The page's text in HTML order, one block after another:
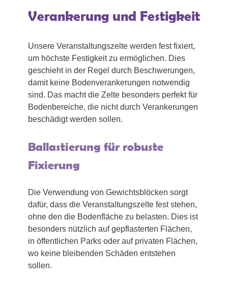
Verankerung und Festigkeit
Unsere Veranstaltungszelte werden fest fixiert,
um höchste Festigkeit zu ermöglichen. Dies
geschieht in der Regel durch Beschwerungen,
damit keine Bodenverankerungen notwendig
sind. Das macht die Zelte besonders perfekt für
Bodenbereiche, die nicht durch Verankerungen
beschädigt werden sollen.
Ballastierung für robuste
Fixierung
Die Verwendung von Gewichtsblöcken sorgt
dafür, dass die Veranstaltungszelte fest stehen,
ohne den die Bodenfläche zu belasten. Dies ist
besonders nützlich auf gepflasterten Flächen,
in öffentlichen Parks oder auf privaten Flächen,
wo keine bleibenden Schäden entstehen
sollen.